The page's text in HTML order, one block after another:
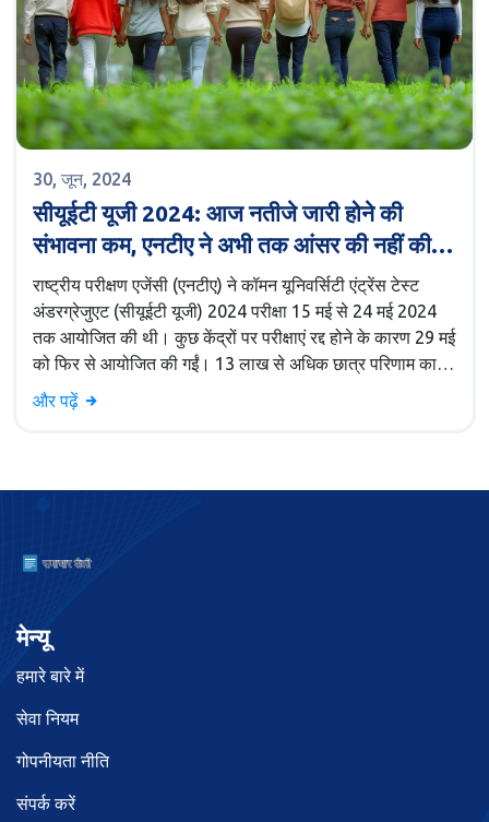
30, जून, 2024
सीयूईटी यूजी 2024: आज नतीजे जारी होने की
संभावना कम, एनटीए ने अभी तक आंसर की नहीं की
प्रकाशित
राष्ट्रीय परीक्षण एजेंसी (एनटीए) ने कॉमन यूनिवर्सिटी एंट्रेंस टेस्ट
अंडरग्रेजुएट (सीयूईटी यूजी) 2024 परीक्षा 15 मई से 24 मई 2024
तक आयोजित की थी। कुछ केंद्रों पर परीक्षाएं रद्द होने के कारण 29 मई
को फिर से आयोजित की गईं। 13 लाख से अधिक छात्र परिणाम का
इंतजार कर रहे हैं, लेकिन आज परिणाम जारी होने की संभावना कम है
क्योंकि आंसर की अभी तक प्रकाशित नहीं हुई है।
और पढ़ें
मेन्यू
हमारे बारे में
सेवा नियम
गोपनीयता नीति
संपर्क करें